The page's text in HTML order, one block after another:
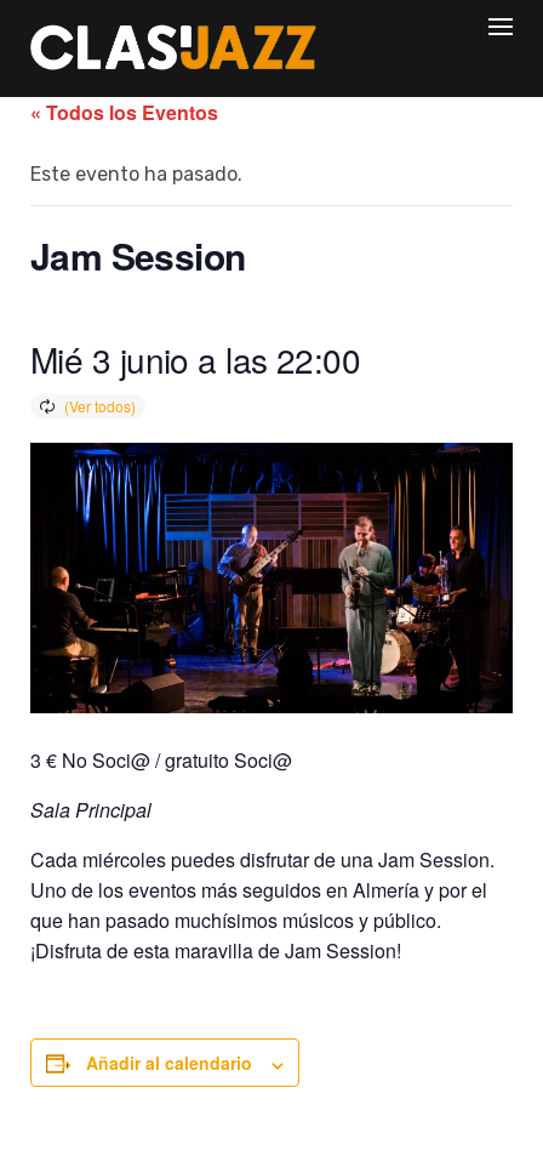
content
« Todos los Eventos
Este evento ha pasado.
Jam Session
Mié 3 junio a las 22:00
3 € No Soci@ / gratuito Soci@
Sala Principal
Cada miércoles puedes disfrutar de una Jam Session.
Uno de los eventos más seguidos en Almería y por el
que han pasado muchísimos músicos y público.
¡Disfruta de esta maravilla de Jam Session!
Añadir al calendario